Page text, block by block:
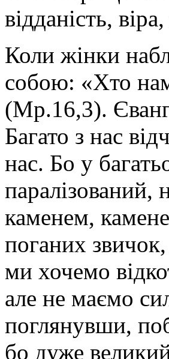
відданість,
Коли жінки
собою: «Хто нам
(Мр.16,3).
Багато з нас
нас. Бо у
каменем,
поганих
ми хочемо
але не маємо
поглянувши,
бо дуже